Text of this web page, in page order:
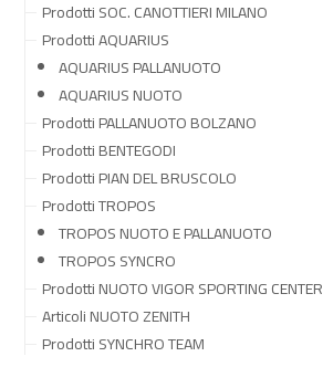
Prodotti SOC. CANOTTIERI MILANO
Prodotti AQUARIUS
AQUARIUS PALLANUOTO
AQUARIUS NUOTO
Prodotti PALLANUOTO BOLZANO
Prodotti BENTEGODI
Prodotti PIAN DEL BRUSCOLO
Prodotti TROPOS
TROPOS NUOTO E PALLANUOTO
TROPOS SYNCRO
Prodotti NUOTO VIGOR SPORTING CENTER
Articoli NUOTO ZENITH
Prodotti SYNCHRO TEAM